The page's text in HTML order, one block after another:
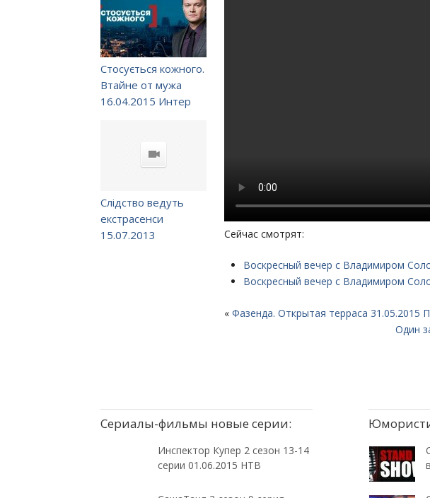
Сейчас смотрят:
Воскресный вечер с Владимиром
Воскресный вечер с Владимиром
«Фазенда. Открытая терраса 31.05.2015
Один
Стосується кожного.
Втайне от мужа
16.04.2015 Интер
Слідство ведуть
екстрасенси
15.07.2013
Сериалы-фильмы новые серии:
Инспектор Купер 2 сезон 13-14
серии 01.06.2015 НТВ